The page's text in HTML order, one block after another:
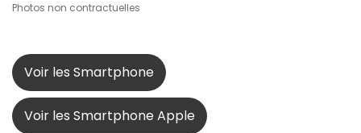
Photos non contractuelles
Voir les Smartphone
Voir les Smartphone Apple